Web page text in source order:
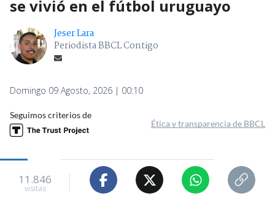
se vivió en el fútbol uruguayo
Jeser Lara
Periodista BBCL Contigo
Domingo 09 Agosto, 2026 | 00:10
Seguimos criterios de
Ética y transparencia de BBCL
11.846
visitas